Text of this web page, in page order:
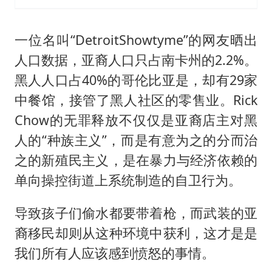
一位名叫“DetroitShowtyme”的网友晒出
人口数据，亚裔人口只占南卡州的2.2%。
黑人人口占40%的哥伦比亚是，却有29家
中餐馆，接管了黑人社区的零售业。Rick
Chow的无罪释放不仅仅是亚裔店主对黑
人的“种族主义”，而是有意为之的分而治
之的新殖民主义，是在暴力与经济依赖的
单向操控街道上系统制造的自卫行为。
导致孩子们偷水都要带着枪，而武装的亚
裔移民却则从这种环境中获利，这才是是
我们所有人应该感到愤怒的事情。